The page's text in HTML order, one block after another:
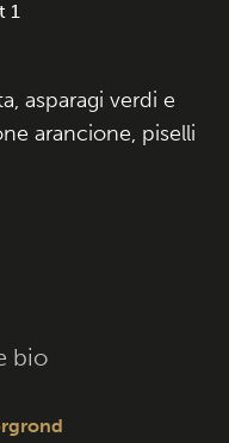
asparagi verdi e
arancione, piselli
bio